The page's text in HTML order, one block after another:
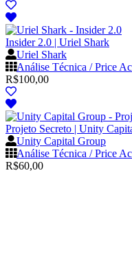
Insider 2.0 | Uriel Shark
Uriel Shark
Análise Técnica / Price
R$100,00
Projeto Secreto | Unity
Unity Capital Group
Análise Técnica / Price
R$60,00